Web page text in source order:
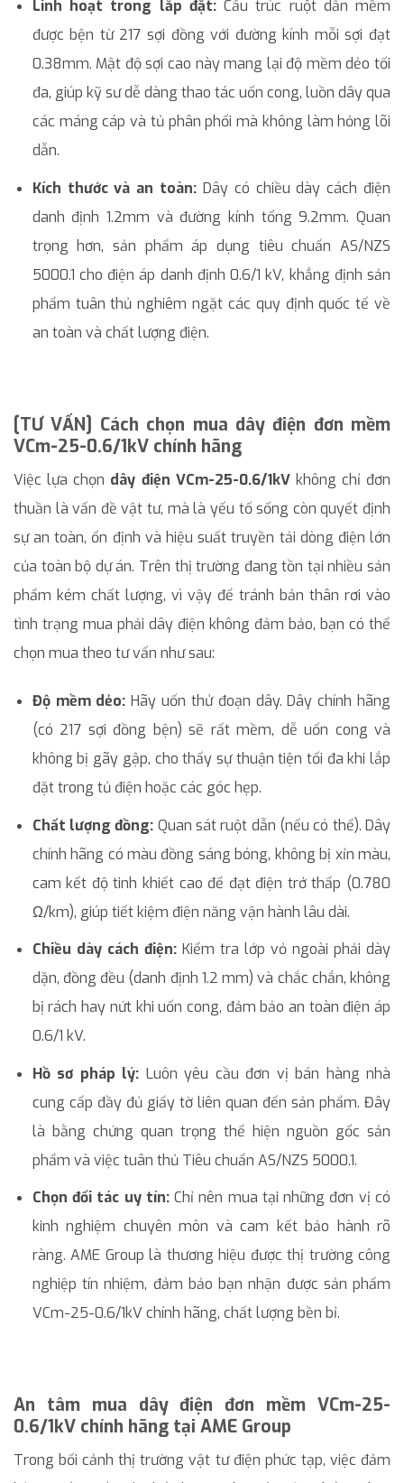
Linh hoạt trong lắp đặt:Cấu trúc ruột dẫn mềm
được bện từ 217 sợi đồng với đường kính mỗi sợi đạt
0.38mm. Mật độ sợi cao này mang lại độ mềm dẻo tối
đa, giúp kỹ sư dễ dàng thao tác uốn cong, luồn dây qua
các máng cáp và tủ phân phối mà không làm hỏng lõi
dẫn.
Kích thước và an toàn: Dây có chiều dày cách điện
danh định 1.2mm và đường kính tổng 9.2mm. Quan
trọng hơn, sản phẩm áp dụng tiêu chuẩn AS/NZS
5000.1 cho điện áp danh định 0.6/1 kV, khẳng định sản
phẩm tuân thủ nghiêm ngặt các quy định quốc tế về
an toàn và chất lượng điện.
[TƯ VẤN] Cách chọn mua dây điện đơn mềm
VCm-25-0.6/1kV chính hãng
Việc lựa chọn dây điện VCm-25-0.6/1kVkhông chỉ đơn
thuần là vấn đề vật tư, mà là yếu tố sống còn quyết định
sự an toàn, ổn định và hiệu suất truyền tải dòng điện lớn
của toàn bộ dự án. Trên thị trường đang tồn tại nhiều sản
phẩm kém chất lượng, vì vậy để tránh bản thân rơi vào
tình trạng mua phải dây điện không đảm bảo, bạn có thể
chọn mua theo tư vấn như sau:
Độ mềm dẻo: Hãy uốn thử đoạn dây. Dây chính hãng
(có 217 sợi đồng bện) sẽ rất mềm, dễ uốn cong và
không bị gãy gập, cho thấy sự thuận tiện tối đa khi lắp
đặt trong tủ điện hoặc các góc hẹp.
Chất lượng đồng: Quan sát ruột dẫn (nếu có thể). Dây
chính hãng có màu đồng sáng bóng, không bị xỉn màu,
cam kết độ tinh khiết cao để đạt điện trở thấp (0.780
Ω/km), giúp tiết kiệm điện năng vận hành lâu dài.
Chiều dày cách điện:Kiểm tra lớp vỏ ngoài phải dày
dặn, đồng đều (danh định 1.2 mm) và chắc chắn, không
bị rách hay nứt khi uốn cong, đảm bảo an toàn điện áp
0.6/1 kV.
Hồ sơ pháp lý: Luôn yêu cầu đơn vị bán hàng nhà
cung cấp đầy đủ giấy tờ liên quan đến sản phẩm. Đây
là bằng chứng quan trọng thể hiện nguồn gốc sản
phẩm và việc tuân thủ Tiêu chuẩn AS/NZS 5000.1.
Chọn đối tác uy tín:Chỉ nên mua tại những đơn vị có
kinh nghiệm chuyên môn và cam kết bảo hành rõ
ràng. AME Group là thương hiệu được thị trường công
nghiệp tín nhiệm, đảm bảo bạn nhận được sản phẩm
VCm-25-0.6/1kV chính hãng, chất lượng bền bỉ.
An tâm mua dây điện đơn mềm VCm-25-
0.6/1kV chính hãng tại AME Group
Trong bối cảnh thị trường vật tư điện phức tạp, việc đảm